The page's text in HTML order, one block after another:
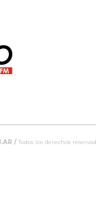
/ Todos los derechos